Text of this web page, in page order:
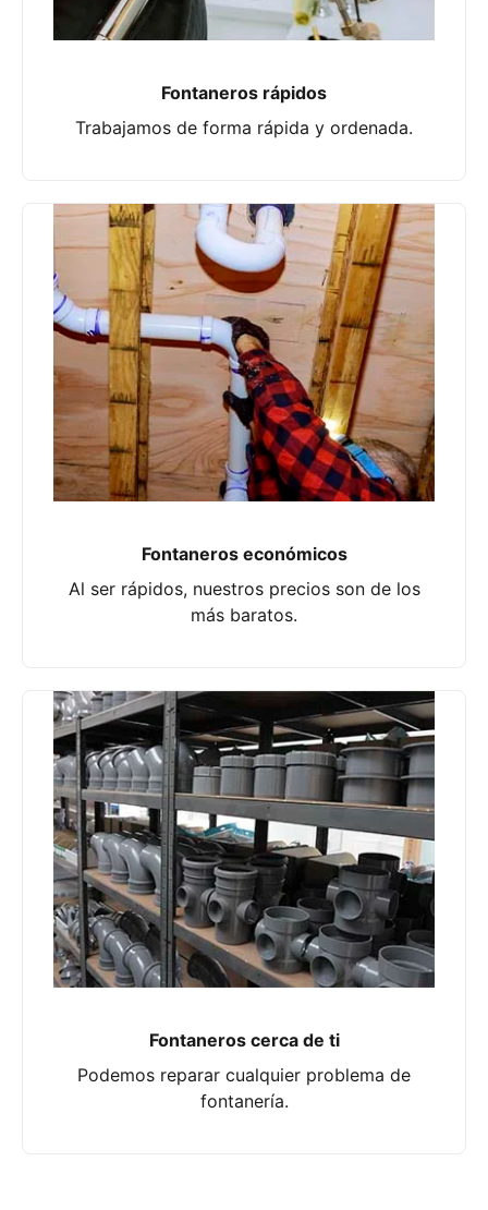
Fontaneros rápidos
Trabajamos de forma rápida y ordenada.
Fontaneros económicos
Al ser rápidos, nuestros precios son de los
más baratos.
Fontaneros cerca de ti
Podemos reparar cualquier problema de
fontanería.